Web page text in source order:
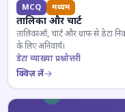
MCQ मध्यम
तालिका और चार्ट
तालिकाओं, चार्ट और ग्राफ से डेटा
के लिए अनिवार्य।
डेटा व्याख्या प्रश्नोत्तरी
क्विज़ लें